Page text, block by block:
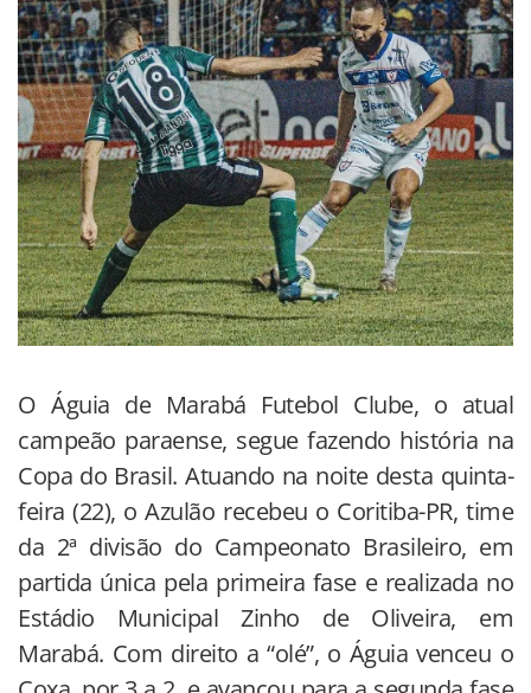
O Águia de Marabá Futebol Clube, o atual
campeão paraense, segue fazendo história na
Copa do Brasil. Atuando na noite desta quinta-
feira (22), o Azulão recebeu o Coritiba-PR, time
da 2ª divisão do Campeonato Brasileiro, em
partida única pela primeira fase e realizada no
Estádio Municipal Zinho de Oliveira, em
Marabá. Com direito a “olé”, o Águia venceu o